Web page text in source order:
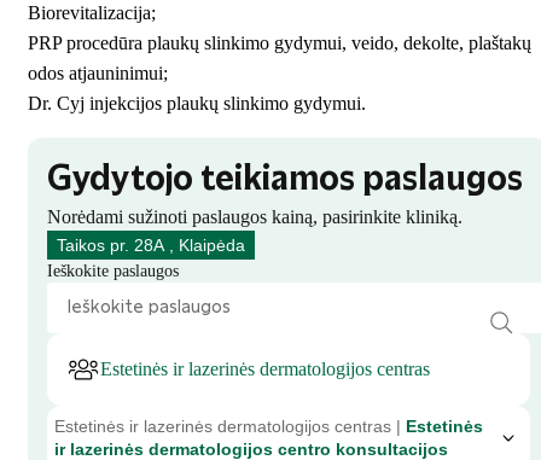
Biorevitalizacija;
PRP procedūra plaukų slinkimo gydymui, veido, dekolte, plaštakų
odos atjauninimui;
Dr. Cyj injekcijos plaukų slinkimo gydymui.
Gydytojo teikiamos paslaugos
Norėdami sužinoti paslaugos kainą, pasirinkite kliniką.
Taikos pr. 28A , Klaipėda
Ieškokite paslaugos
Estetinės ir lazerinės dermatologijos centras
Estetinės ir lazerinės dermatologijos centras | Estetinės
ir lazerinės dermatologijos centro konsultacijos